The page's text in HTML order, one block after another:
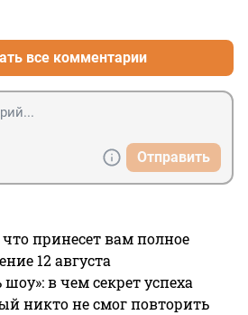
все комментарии
Отправить
принесет вам полное
12 августа
в чем секрет успеха
никто не смог повторить